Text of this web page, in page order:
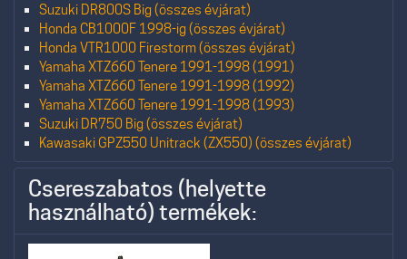
Suzuki DR800S Big (összes évjárat)
Honda CB1000F 1998-ig (összes évjárat)
Honda VTR1000 Firestorm (összes évjárat)
Yamaha XTZ660 Tenere 1991-1998 (1991)
Yamaha XTZ660 Tenere 1991-1998 (1992)
Yamaha XTZ660 Tenere 1991-1998 (1993)
Suzuki DR750 Big (összes évjárat)
Kawasaki GPZ550 Unitrack (ZX550) (összes évjárat)
Csereszabatos (helyette
használható) termékek: